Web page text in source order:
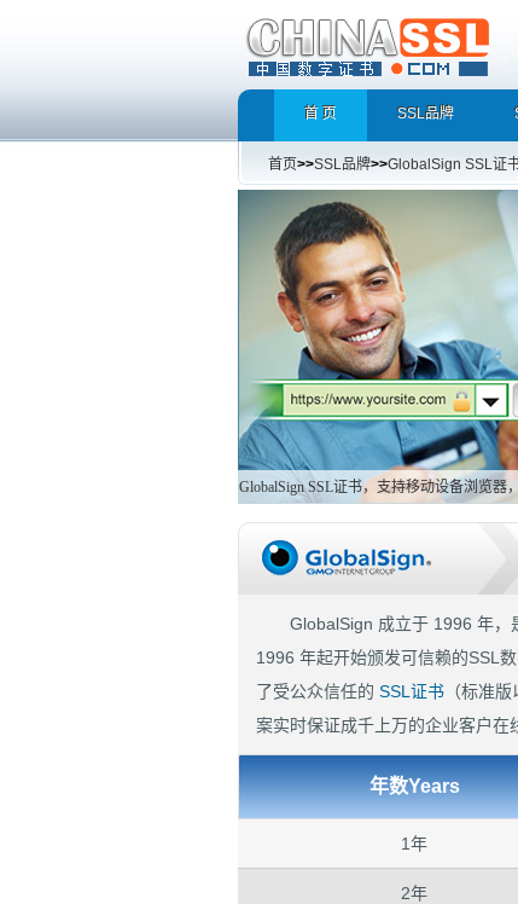
首 页 SSL品牌
首页>>SSL品牌>>GlobalSign SSL证
GlobalSign SSL证书，支持移动设备浏览器，
全球99%浏览器支持
GlobalSign 成立于 1996 年，
1996 年起开始颁发可信赖的SSL
了受公众信任的 SSL证书 （标准
案实时保证成千上万的企业客户在
年数Years
1年
2年